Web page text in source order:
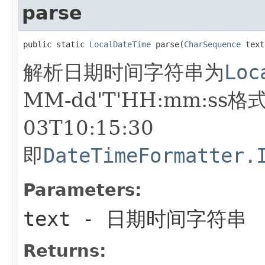
parse
public static LocalDateTime parse(CharSequence
解析日期时间字符串为
MM-dd'T'HH:mm:ss格
03T10:15:30
即
Parameters:
text - 日期时间字符串
Returns: